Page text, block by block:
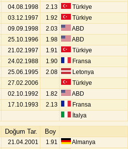
04.08.1998 2.13
Türkiye
03.12.1997 1.92
Türkiye
09.09.1998 2.03
ABD
25.10.1996 1.98
ABD
21.02.1997 1.91
Türkiye
24.02.1988 1.90
Fransa
25.06.1995 2.08
Letonya
27.02.2006
Türkiye
02.10.1992 1.82
ABD
17.10.1993 2.13
Fransa
İtalya
Doğum Tar. Boy
21.04.2001 1.91
Almanya